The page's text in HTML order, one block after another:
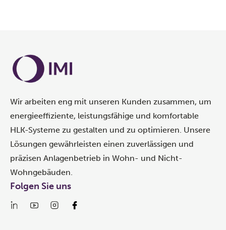
Wir arbeiten eng mit unseren Kunden zusammen, um
energieeffiziente, leistungsfähige und komfortable
HLK-Systeme zu gestalten und zu optimieren. Unsere
Lösungen gewährleisten einen zuverlässigen und
präzisen Anlagenbetrieb in Wohn- und Nicht-
Wohngebäuden.
Folgen Sie uns